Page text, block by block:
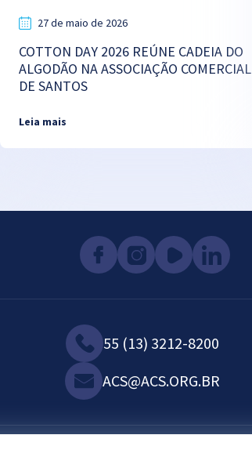
27 de maio de 2026
COTTON DAY 2026 REÚNE CADEIA DO
ALGODÃO NA ASSOCIAÇÃO COMERCIAL
DE SANTOS
Leia mais
55 (13) 3212-8200
ACS@ACS.ORG.BR